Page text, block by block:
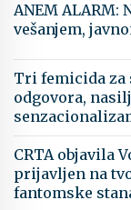
ANEM ALARM:
vešanjem,
Tri femicida za
odgovora,
CRTA objavila
prijavljen na
fantomske